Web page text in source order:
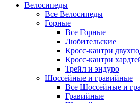
Велосипеды
Все Велосипеды
Горные
Все Горные
Любительские
Кросс-кантри
Кросс-кантри
Трейл и эндуро
Шоссейные и гравийные
Все Шоссейные и
Гравийные